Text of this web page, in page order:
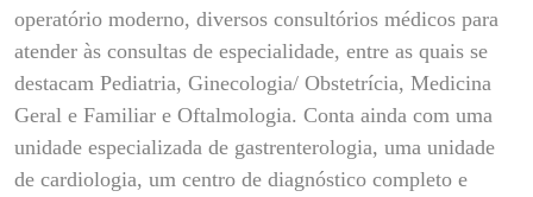
operatório moderno, diversos consultórios médicos para
atender às consultas de especialidade, entre as quais se
destacam Pediatria, Ginecologia/ Obstetrícia, Medicina
Geral e Familiar e Oftalmologia. Conta ainda com uma
unidade especializada de gastrenterologia, uma unidade
de cardiologia, um centro de diagnóstico completo e